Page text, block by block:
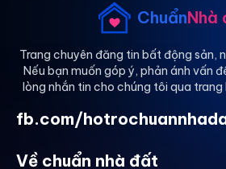
ChuẩnNhà
Trang chuyên đăng tin bất động sản,
Nếu bạn muốn góp ý, phản ánh vấn
lòng nhắn tin cho chúng tôi qua
fb.com/
Về chuẩn nhà đất